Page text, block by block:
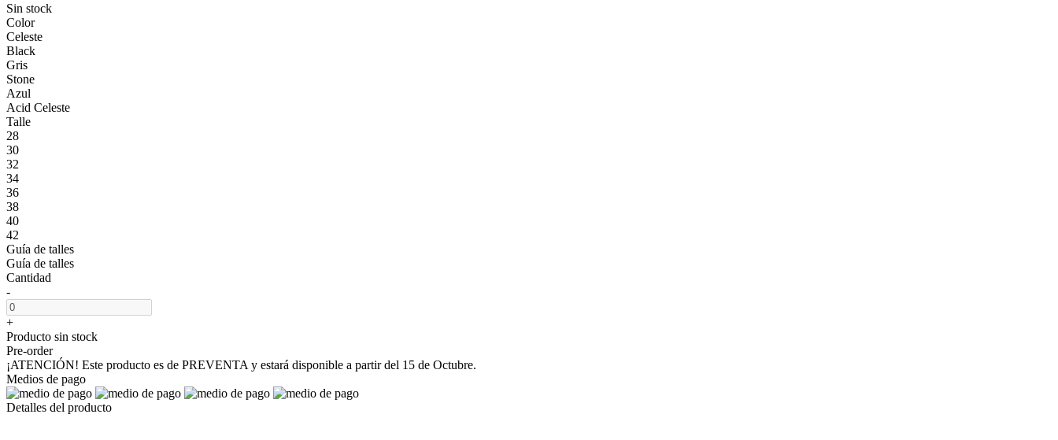
Sin stock
Color
Celeste
Black
Gris
Stone
Azul
Acid Celeste
Talle
28
30
32
34
36
38
40
42
Guía de talles
Guía de talles
Cantidad
-
+
Producto sin stock
Pre-order
¡ATENCIÓN! Este producto es de PREVENTA y estará disponible a partir del 15 de Octubre.
Medios de pago
Detalles del producto